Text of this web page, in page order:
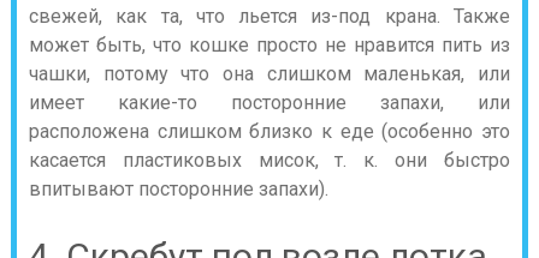
свежей, как та, что льется из-под крана. Также
может быть, что кошке просто не нравится пить из
чашки, потому что она слишком маленькая, или
имеет какие-то посторонние запахи, или
расположена слишком близко к еде (особенно это
касается пластиковых мисок, т. к. они быстро
впитывают посторонние запахи).